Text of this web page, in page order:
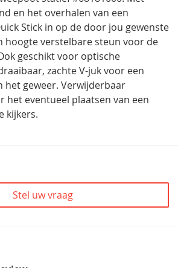
en het overhalen van een
Stick in op de door jou gewenste
hoogte verstelbare steun voor de
geschikt voor optische
zachte V-juk voor een
het geweer. Verwijderbaar
het eventueel plaatsen van een
kijkers.
Stel uw vraag